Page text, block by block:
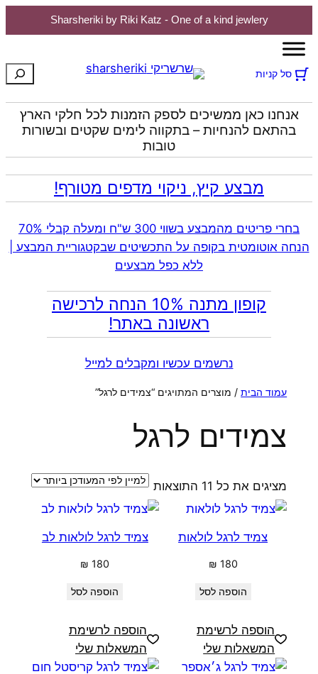
Sharsheriki by Riki Katz - One of a kind jewlery
סל קניות חיפוש
אנחנו כאן ממשיכים לספק הזמנות לכל חלקי הארץ
בהתאם להנחיות – בתקווה לימים שקטים ובשורות
טובות
מבצע קיץ, ניקוי מדפים מטורף!
בחרי פריטים מהמבצע בשווי 300 ש"ח ומעלה קבלי 70%
הנחה אוטומטית בקופה על התכשיטים שבקטגוריית המבצע |
ללא כפל מבצעים
קופון מתנה 10% הנחה לרכישה
ראשונה באתר!
נרשמים עכשיו ומקבלים למייל
עמוד הבית/ מוצרים המתויגים “צמידים לרגל”
צמידים לרגל
מציגים את כל ⁦11⁩ התוצאות
ממוין
לפי
העדכני
צמיד לרגל לולאות
₪ 180
הוספה לסל
הוספה לרשימת
המשאלות שלי
צמיד לרגל לולאות לב
₪ 180
הוספה לסל
הוספה לרשימת
המשאלות שלי